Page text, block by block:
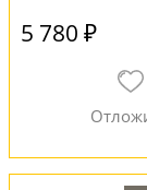
5 780 ₽